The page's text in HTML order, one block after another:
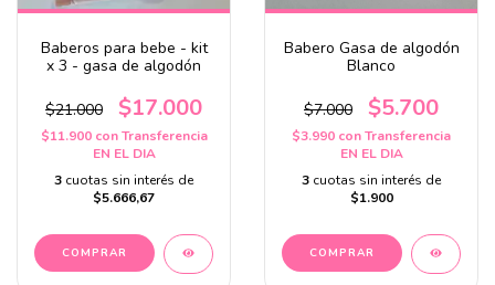
Baberos para bebe - kit
x 3 - gasa de algodón
$21.000 $17.000
$11.900 con Transferencia
EN EL DIA
3 cuotas sin interés de
$5.666,67
Babero Gasa de algodón
Blanco
$7.000 $5.700
$3.990 conTransferencia
EN EL DIA
3 cuotas sin interés de
$1.900